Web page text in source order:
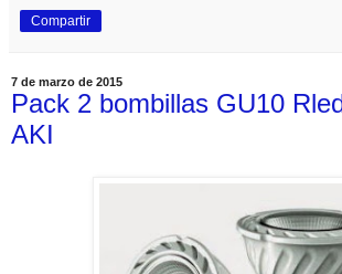
Compartir
7 de marzo de 2015
Pack 2 bombillas GU10
AKI